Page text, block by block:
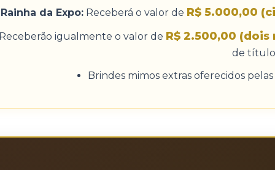
Rainha da Expo: Receberá o valor de R$ 5.000,00
Receberão igualmente o valor de R$ 2.500,00
de
Brindes mimos extras oferecidos